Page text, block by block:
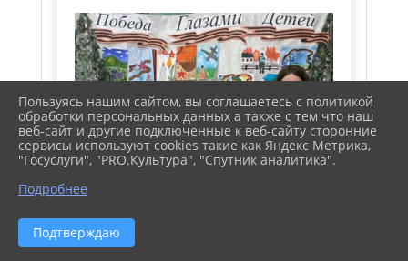
Пользуясь нашим сайтом, вы соглашаетесь с политикой
обработки персональных данных а также с тем что наш
веб-сайт и другие подключенные к веб-сайту сторонние
сервисы используют cookies такие как Яндекс Метрика,
"Госуслуги", "PRO.Культура", "Спутник аналитика".
Подробнее
Подтверждаю